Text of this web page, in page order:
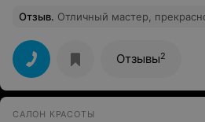
Отзыв. Отличный мастер,
Отзывы2
САЛОН КРАСОТЫ